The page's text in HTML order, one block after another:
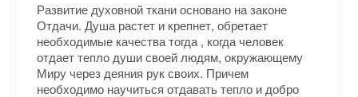
Развитие духовной ткани основано на законе
Отдачи. Душа растет и крепнет, обретает
необходимые качества тогда , когда человек
отдает тепло души своей людям, окружающему
Миру через деяния рук своих. Причем
необходимо научиться отдавать тепло и добро